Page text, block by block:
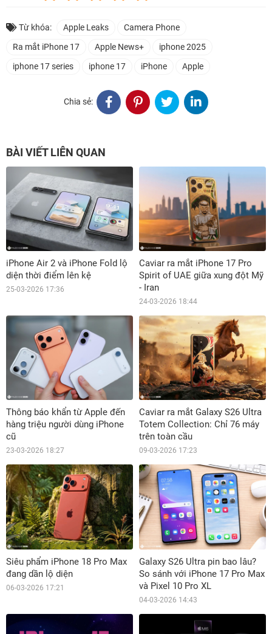
Từ khóa: Apple Leaks
Camera Phone
Ra mắt iPhone 17
Apple News+
iphone 2025
iphone 17 series
iphone 17 iPhone Apple
Chia sẻ:
BÀI VIẾT LIÊN QUAN
iPhone Air 2 và iPhone Fold lộ
diện thời điểm lên kệ
25-03-2026 17:36
Caviar ra mắt iPhone 17 Pro
Spirit of UAE giữa xung đột Mỹ
- Iran
24-03-2026 18:44
Thông báo khẩn từ Apple đến
hàng triệu người dùng iPhone
cũ
23-03-2026 18:27
Caviar ra mắt Galaxy S26 Ultra
Totem Collection: Chỉ 76 máy
trên toàn cầu
09-03-2026 17:23
Siêu phẩm iPhone 18 Pro Max
đang dần lộ diện
06-03-2026 17:21
Galaxy S26 Ultra pin bao lâu?
So sánh với iPhone 17 Pro Max
và Pixel 10 Pro XL
04-03-2026 14:43